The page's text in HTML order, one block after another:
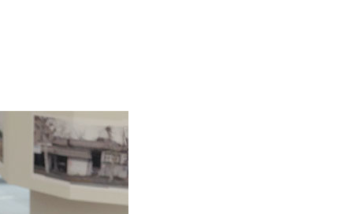
라이프 하세요!